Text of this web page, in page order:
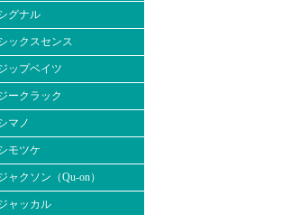
グナル
ックスセンス
ップベイツ
ークラック
マノ
モツケ
ャクソン（Qu-on）
ャッカル